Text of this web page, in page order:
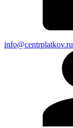
info@centrplatkov.ru